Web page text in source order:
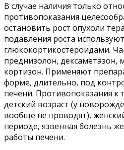
В случае наличия только
противопоказания
остановить рост опухоли
подавления роста
глюкокортикостероидами.
преднизолон, дексаметазон,
кортизон. Применяют
форме, длительно, под
печени. Противопоказания к
детский возраст (у
вообще не проводят),
периоде, язвенная болезнь
работы печени.